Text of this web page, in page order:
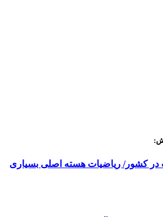
در کشور/ ریاضیات هسته اصلی بسیاری